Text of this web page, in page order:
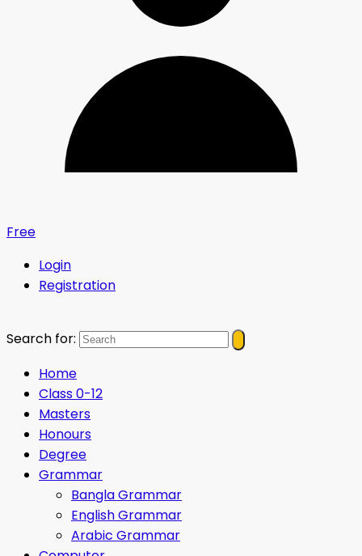
Free
Login
Registration
Search for:
Home
Class 0-12
Masters
Honours
Degree
Grammar
Bangla Grammar
English Grammar
Arabic Grammar